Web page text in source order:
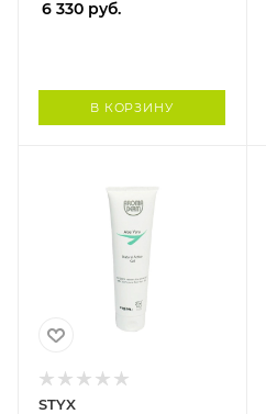
HISTOMER, 30 мл
6 330 руб.
В КОРЗИНУ
STYX